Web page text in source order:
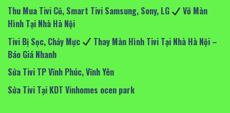
Thu Mua Tivi Cũ, Smart Tivi Samsung, Sony, LG
Vỡ Màn
Hình Tại Nhà Hà Nội
Tivi Bị Sọc, Chảy Mực
Thay Màn Hình Tivi Tại Nhà Hà Nội –
Báo Giá Nhanh
Sửa Tivi TP Vĩnh Phúc, Vĩnh Yên
Sửa Tivi Tại KDT Vinhomes ocen park